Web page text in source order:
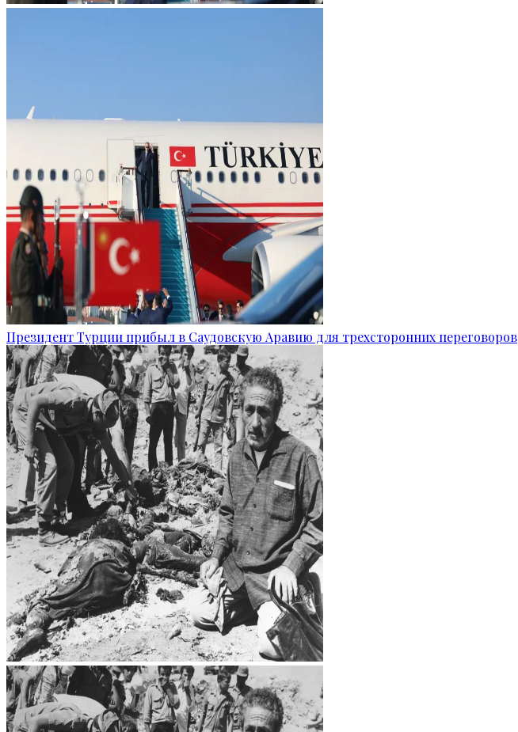
Президент Турции прибыл в Саудовскую Аравию для трехсторонних переговоров